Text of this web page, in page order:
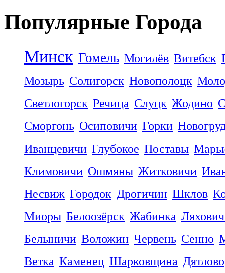
Популярные Города
Минск Гомель Могилёв Витебск
Мозырь Солигорск Новополоцк
Светлогорск Речица Слуцк Жодино
Сморгонь Осиповичи Горки
Иванцевичи Глубокое Поставы
Климовичи Ошмяны Житковичи
Несвиж Городок Дрогичин Шклов
Миоры Белоозёрск Жабинка
Белыничи Воложин Червень Сенно
Ветка Каменец Шарковщина Дятлово